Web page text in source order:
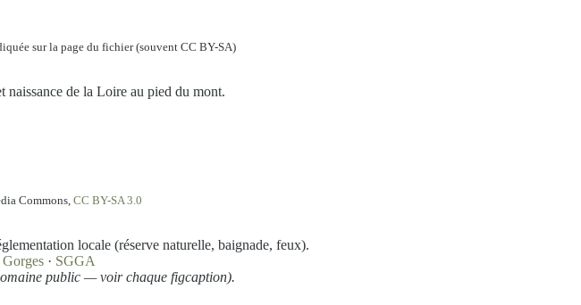
sur la page du fichier (souvent CC BY-SA)
naissance de la Loire au pied du mont.
Commons, CC BY-SA 3.0
locale (réserve naturelle, baignade, feux).
· SGGA
public — voir chaque figcaption).